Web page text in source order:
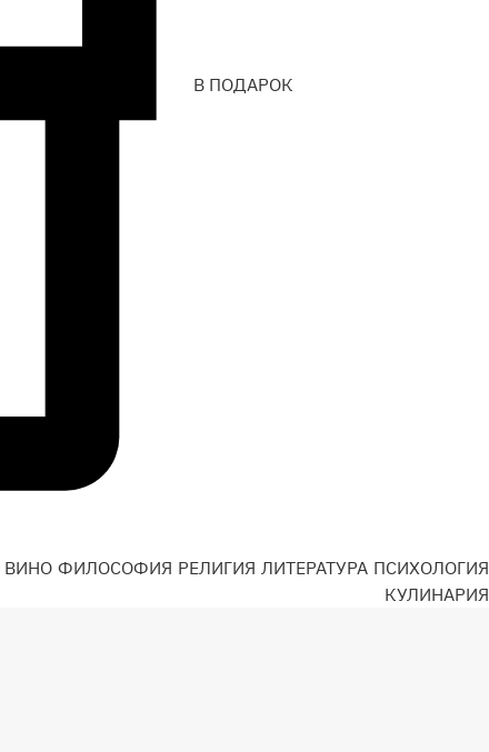
В ПОДАРОК
ВИНО ФИЛОСОФИЯ РЕЛИГИЯ ЛИТЕРАТУРА ПСИХОЛОГИЯ
КУЛИНАРИЯ